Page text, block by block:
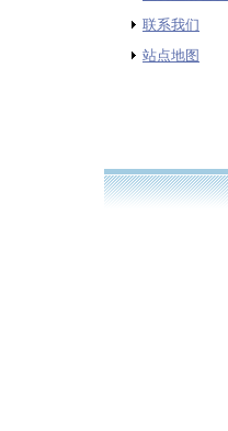
联系我们
站点地图